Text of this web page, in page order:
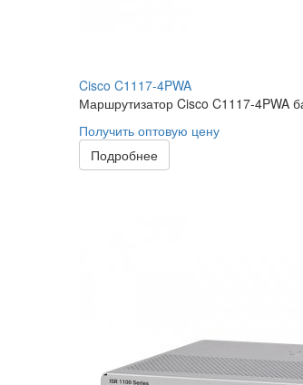
Cisco C1117-4PWA
Маршрутизатор Cisco C1117-4PWA
Получить оптовую цену
Подробнее